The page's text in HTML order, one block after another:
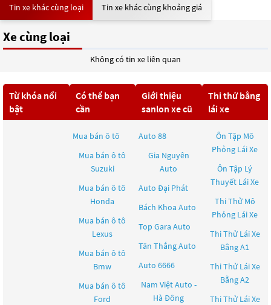
Tin xe khác cùng loại Tin xe khác cùng khoảng giá
Xe cùng loại
Không có tin xe liên quan
Từ khóa nổi
bật
Có thể bạn
cần
Mua bán ô tô
Mua bán ô tô
Suzuki
Mua bán ô tô
Honda
Mua bán ô tô
Lexus
Mua bán ô tô
Bmw
Mua bán ô tô
Ford
Giới thiệu
sanlon xe cũ
Auto 88
Gia Nguyên
Auto
Auto Đại Phát
Bách Khoa Auto
Top Gara Auto
Tân Thắng Auto
Auto 6666
Nam Việt Auto -
Hà Đông
Thi thử bằng
lái xe
Ôn Tập Mô
Phỏng Lái Xe
Ôn Tập Lý
Thuyết Lái Xe
Thi Thử Mô
Phỏng Lái Xe
Thi Thử Lái Xe
Bằng A1
Thi Thử Lái Xe
Bằng A2
Thi Thử Lái Xe